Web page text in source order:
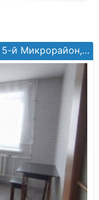
Маршала Конева ул, №47а